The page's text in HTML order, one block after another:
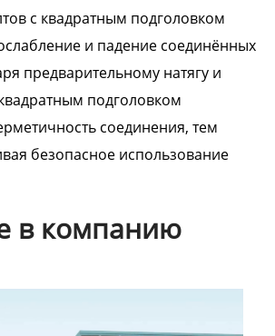
с квадратным подголовком
и падение соединённых
предварительному натягу и
подголовком
соединения, тем
безопасное использование
в компанию